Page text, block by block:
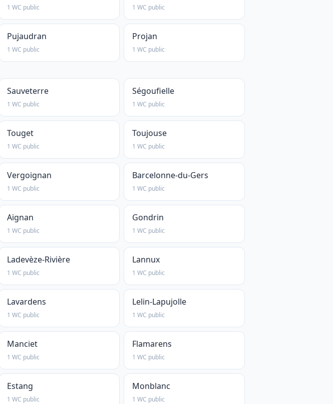
1 WC public 1 WC public
Pujaudran
1 WC public
Projan
1 WC public
Sauveterre
1 WC public
Ségoufielle
1 WC public
Touget
1 WC public
Toujouse
1 WC public
Vergoignan
1 WC public
Barcelonne-du-Gers
1 WC public
Aignan
1 WC public
Gondrin
1 WC public
Ladevèze-Rivière
1 WC public
Lannux
1 WC public
Lavardens
1 WC public
Lelin-Lapujolle
1 WC public
Manciet
1 WC public
Flamarens
1 WC public
Estang
1 WC public
Monblanc
1 WC public